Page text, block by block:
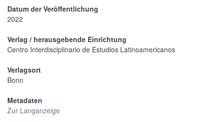
Datum der Veröffentlichung
2022
Verlag / herausgebende Einrichtung
Centro Interdisciplinario de Estudios Latinoamericanos
Verlagsort
Bonn
Metadaten
Zur Langanzeige